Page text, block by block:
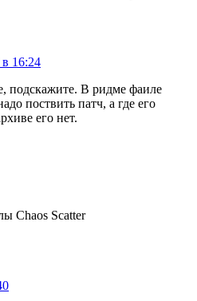
16:24
подскажите. В ридме фаиле
поствить патч, а где его
его нет.
Chaos Scatter